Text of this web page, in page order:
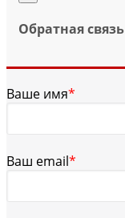
Обратная связь
Ваше имя*
Ваш email*